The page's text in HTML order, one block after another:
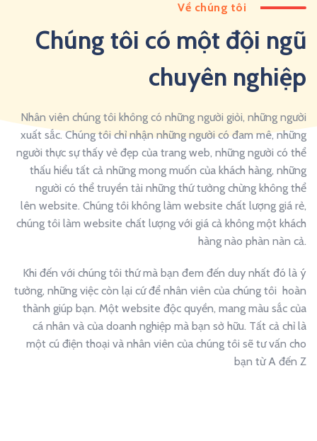
Về chúng tôi
Chúng tôi có một đội ngũ
chuyên nghiệp
Nhân viên chúng tôi không có những người giỏi, những người
xuất sắc. Chúng tôi chỉ nhận những người có đam mê, những
người thực sự thấy vẻ đẹp của trang web, những người có thể
thấu hiểu tất cả những mong muốn của khách hàng, những
người có thể truyền tải những thứ tưởng chừng không thể
lên website. Chúng tôi không làm website chất lượng giá rẻ,
chúng tôi làm website chất lượng với giá cả không một khách
hàng nào phàn nàn cả.
Khi đến với chúng tôi thứ mà bạn đem đến duy nhất đó là ý
tưởng, những việc còn lại cứ để nhân viên của chúng tôi hoàn
thành giúp bạn. Một website độc quyền, mang màu sắc của
cá nhân và của doanh nghiệp mà bạn sở hữu. Tất cả chỉ là
một cú điện thoại và nhân viên của chúng tôi sẽ tư vấn cho
bạn từ A đến Z